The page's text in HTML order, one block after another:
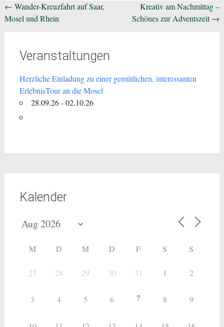
Beitragsnavigation
← Wander-Kreuzfahrt auf Saar,
Mosel und Rhein
Kreativ am Nachmittag –
Schönes zur Adventszeit→
Veranstaltungen
Herzliche Einladung zu einer gemütlichen, interessanten
ErlebnisTour an die Mosel
28.09.26 - 02.10.26
Kalender
M D M D F S S
27 28 29 30 31 1 2
3 4 5 6 7 8 9